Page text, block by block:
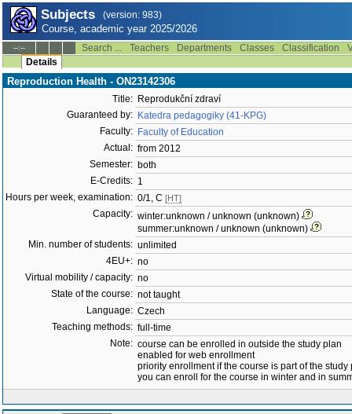
Subjects (version: 983)
Course, academic year 2025/2026
--:-- Search ... Teachers Departments Classes Classification
Details
Reproduction Health - ON23142306
Title: Reprodukční zdraví
Guaranteed by: Katedra pedagogiky (41-KPG)
Faculty: Faculty of Education
Actual: from 2012
Semester: both
E-Credits: 1
Hours per week, examination: 0/1, C [HT]
Capacity: winter:unknown / unknown (unknown)
summer:unknown / unknown (unknown)
Min. number of students: unlimited
4EU+: no
Virtual mobility / capacity: no
State of the course: not taught
Language: Czech
Teaching methods: full-time
Note: course can be enrolled in outside the study plan
enabled for web enrollment
priority enrollment if the course is part of the study
you can enroll for the course in winter and in